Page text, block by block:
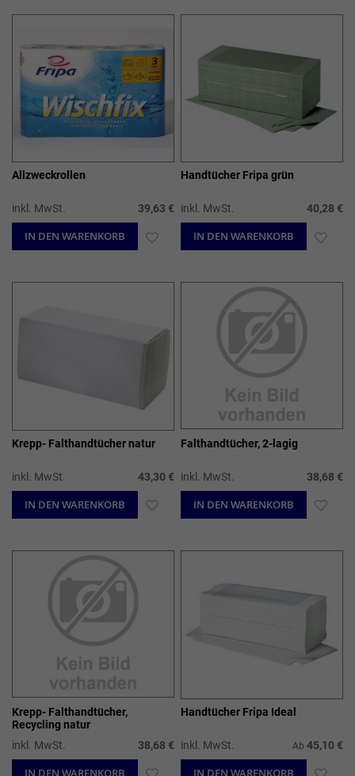
Allzweckrollen
inkl. MwSt. 39,63 €
IN DEN WARENKORB ZUR
Handtücher Fripa grün
inkl. MwSt. 40,28 €
IN DEN WARENKORB ZUR
Krepp- Falthandtücher natur
inkl. MwSt. 43,30 €
IN DEN WARENKORB ZUR
Falthandtücher, 2-lagig
inkl. MwSt. 38,68 €
IN DEN WARENKORB ZUR
Krepp- Falthandtücher,
Recycling natur
inkl. MwSt.
38,68 €
IN DEN WARENKORB ZUR
Handtücher Fripa Ideal
inkl. MwSt. Ab 45,10 €
IN DEN WARENKORB ZUR